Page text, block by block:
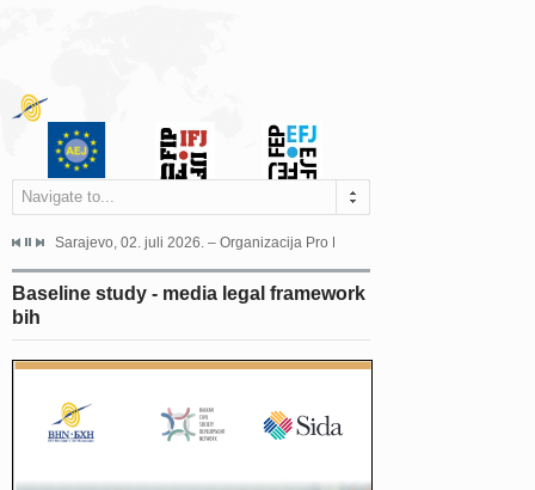
Navigate to...
Grada Sarajeva povodom Dana Sarajeva dugogodišnjoj...
Sarajevo, 02. juli 2026. – Organizacija Pro Educa juče je uspješno
Baseline study - media legal framework
bih